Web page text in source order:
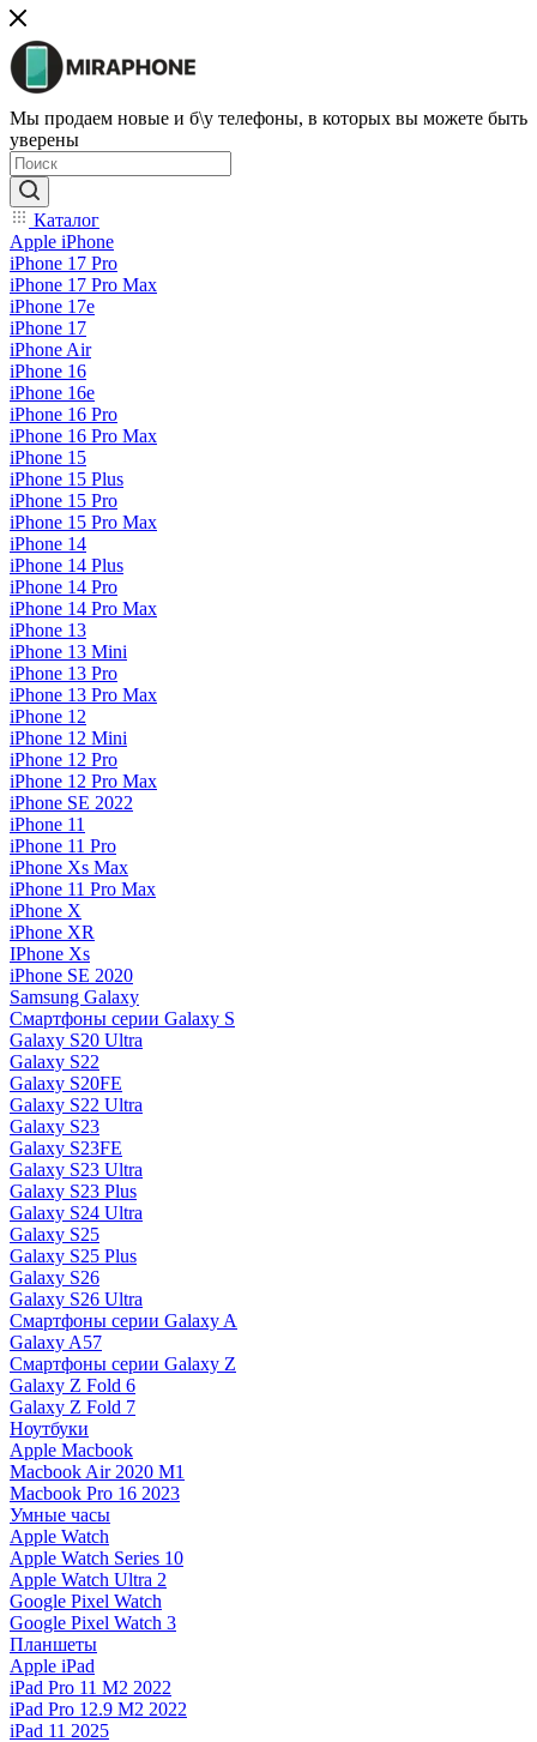
Мы продаем новые и б\у телефоны, в которых вы можете быть
уверены
Каталог
Apple iPhone
iPhone 17 Pro
iPhone 17 Pro Max
iPhone 17e
iPhone 17
iPhone Air
iPhone 16
iPhone 16e
iPhone 16 Pro
iPhone 16 Pro Max
iPhone 15
iPhone 15 Plus
iPhone 15 Pro
iPhone 15 Pro Max
iPhone 14
iPhone 14 Plus
iPhone 14 Pro
iPhone 14 Pro Max
iPhone 13
iPhone 13 Mini
iPhone 13 Pro
iPhone 13 Pro Max
iPhone 12
iPhone 12 Mini
iPhone 12 Pro
iPhone 12 Pro Max
iPhone SE 2022
iPhone 11
iPhone 11 Pro
iPhone Xs Max
iPhone 11 Pro Max
iPhone X
iPhone XR
IPhone Xs
iPhone SE 2020
Samsung Galaxy
Смартфоны серии Galaxy S
Galaxy S20 Ultra
Galaxy S22
Galaxy S20FE
Galaxy S22 Ultra
Galaxy S23
Galaxy S23FE
Galaxy S23 Ultra
Galaxy S23 Plus
Galaxy S24 Ultra
Galaxy S25
Galaxy S25 Plus
Galaxy S26
Galaxy S26 Ultra
Смартфоны серии Galaxy A
Galaxy A57
Смартфоны серии Galaxy Z
Galaxy Z Fold 6
Galaxy Z Fold 7
Ноутбуки
Apple Macbook
Macbook Air 2020 M1
Macbook Pro 16 2023
Умные часы
Apple Watch
Apple Watch Series 10
Apple Watch Ultra 2
Google Pixel Watch
Google Pixel Watch 3
Планшеты
Apple iPad
iPad Pro 11 M2 2022
iPad Pro 12.9 M2 2022
iPad 11 2025